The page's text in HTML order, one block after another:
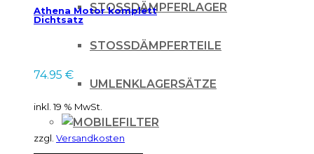
STOSSDÄMPFERLAGER
STOSSDÄMPFERTEILE
UMLENKLAGERSÄTZE
FILTER
Athena Motor komplett
Dichtsatz
74.95 €
inkl. 19 % MwSt.
zzgl. Versandkosten